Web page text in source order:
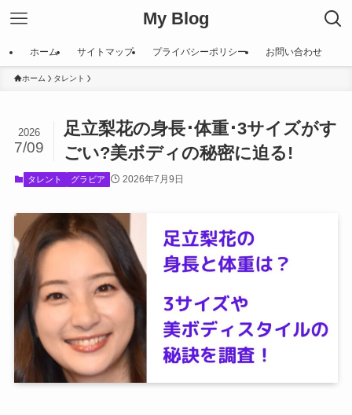
My Blog
ホーム サイトマップ プライバシーポリシー お問い合わせ
ホーム タレント
足立梨花の身長･体重･3サイズがす
ごい?美ボディの秘密に迫る!
2026
7/09
タレント グラビア 2026年7月9日